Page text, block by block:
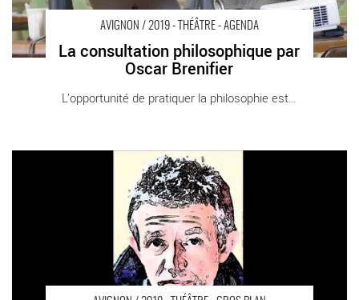
AVIGNON / 2019 - THÉÂTRE - AGENDA
La consultation philosophique par
Oscar Brenifier
L’opportunité de pratiquer la philosophie est [...]
Le Lambeau d’après Philippe Lançon, mis en scène par Avner
Camus Perez et Olivier Morin - Critique sortie Avignon / 2019
Avignon Avignon Off. Théâtre de la Carreterie